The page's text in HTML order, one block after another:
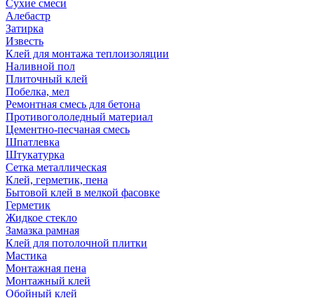
Сухие смеси
Алебастр
Затирка
Известь
Клей для монтажа теплоизоляции
Наливной пол
Плиточный клей
Побелка, мел
Ремонтная смесь для бетона
Противогололедный материал
Цементно-песчаная смесь
Шпатлевка
Штукатурка
Сетка металлическая
Клей, герметик, пена
Бытовой клей в мелкой фасовке
Герметик
Жидкое стекло
Замазка рамная
Клей для потолочной плитки
Мастика
Монтажная пена
Монтажный клей
Обойный клей